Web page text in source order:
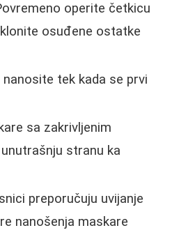
operite četkicu
osuđene ostatke
nanosite tek kada se prvi
sa zakrivljenim
stranu ka
preporučuju uvijanje
nanošenja maskare